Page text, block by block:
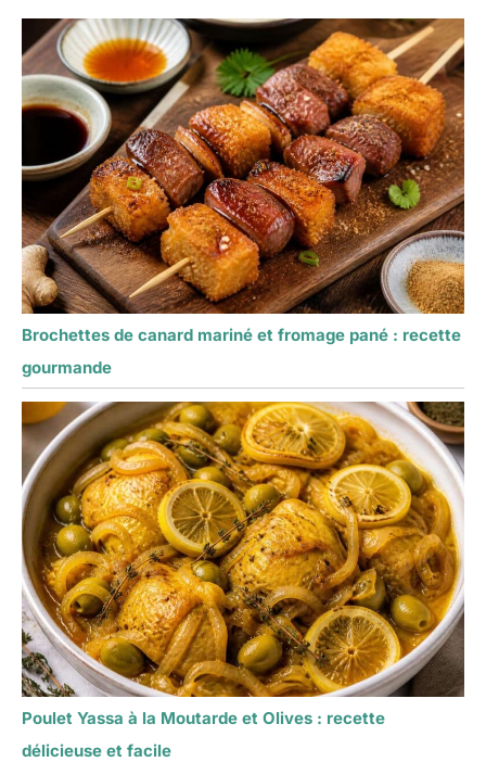
Brochettes de canard mariné et fromage pané : recette
gourmande
Poulet Yassa à la Moutarde et Olives : recette
délicieuse et facile